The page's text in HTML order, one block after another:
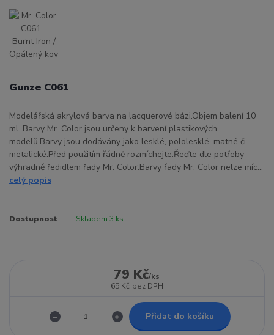
Gunze C061
Modelářská akrylová barva na lacquerové bázi.Objem balení 10
ml. Barvy Mr. Color jsou určeny k barvení plastikových
modelů.Barvy jsou dodávány jako lesklé, pololesklé, matné či
metalické.Před použitím řádně rozmíchejte.Řeďte dle potřeby
výhradně ředidlem řady Mr. Color.Barvy řady Mr. Color nelze míc...
celý popis
Dostupnost Skladem 3 ks
79 Kč/ks
65 Kč bez DPH
Přidat do košíku